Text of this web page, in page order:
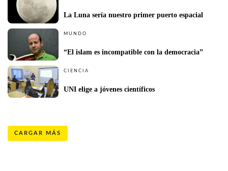
La Luna sería nuestro primer puerto espacial
MUNDO
“El islam es incompatible con la democracia”
CIENCIA
UNI elige a jóvenes científicos
CARGAR MÁS